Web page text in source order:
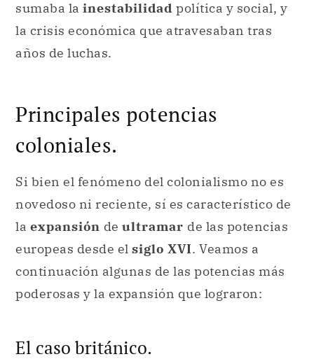
sumaba la inestabilidad política y social, y
la crisis económica que atravesaban tras
años de luchas.
Principales potencias
coloniales.
Si bien el fenómeno del colonialismo no es
novedoso ni reciente, sí es característico de
la expansión de ultramar de las potencias
europeas desde el siglo XVI. Veamos a
continuación algunas de las potencias más
poderosas y la expansión que lograron:
El caso británico.